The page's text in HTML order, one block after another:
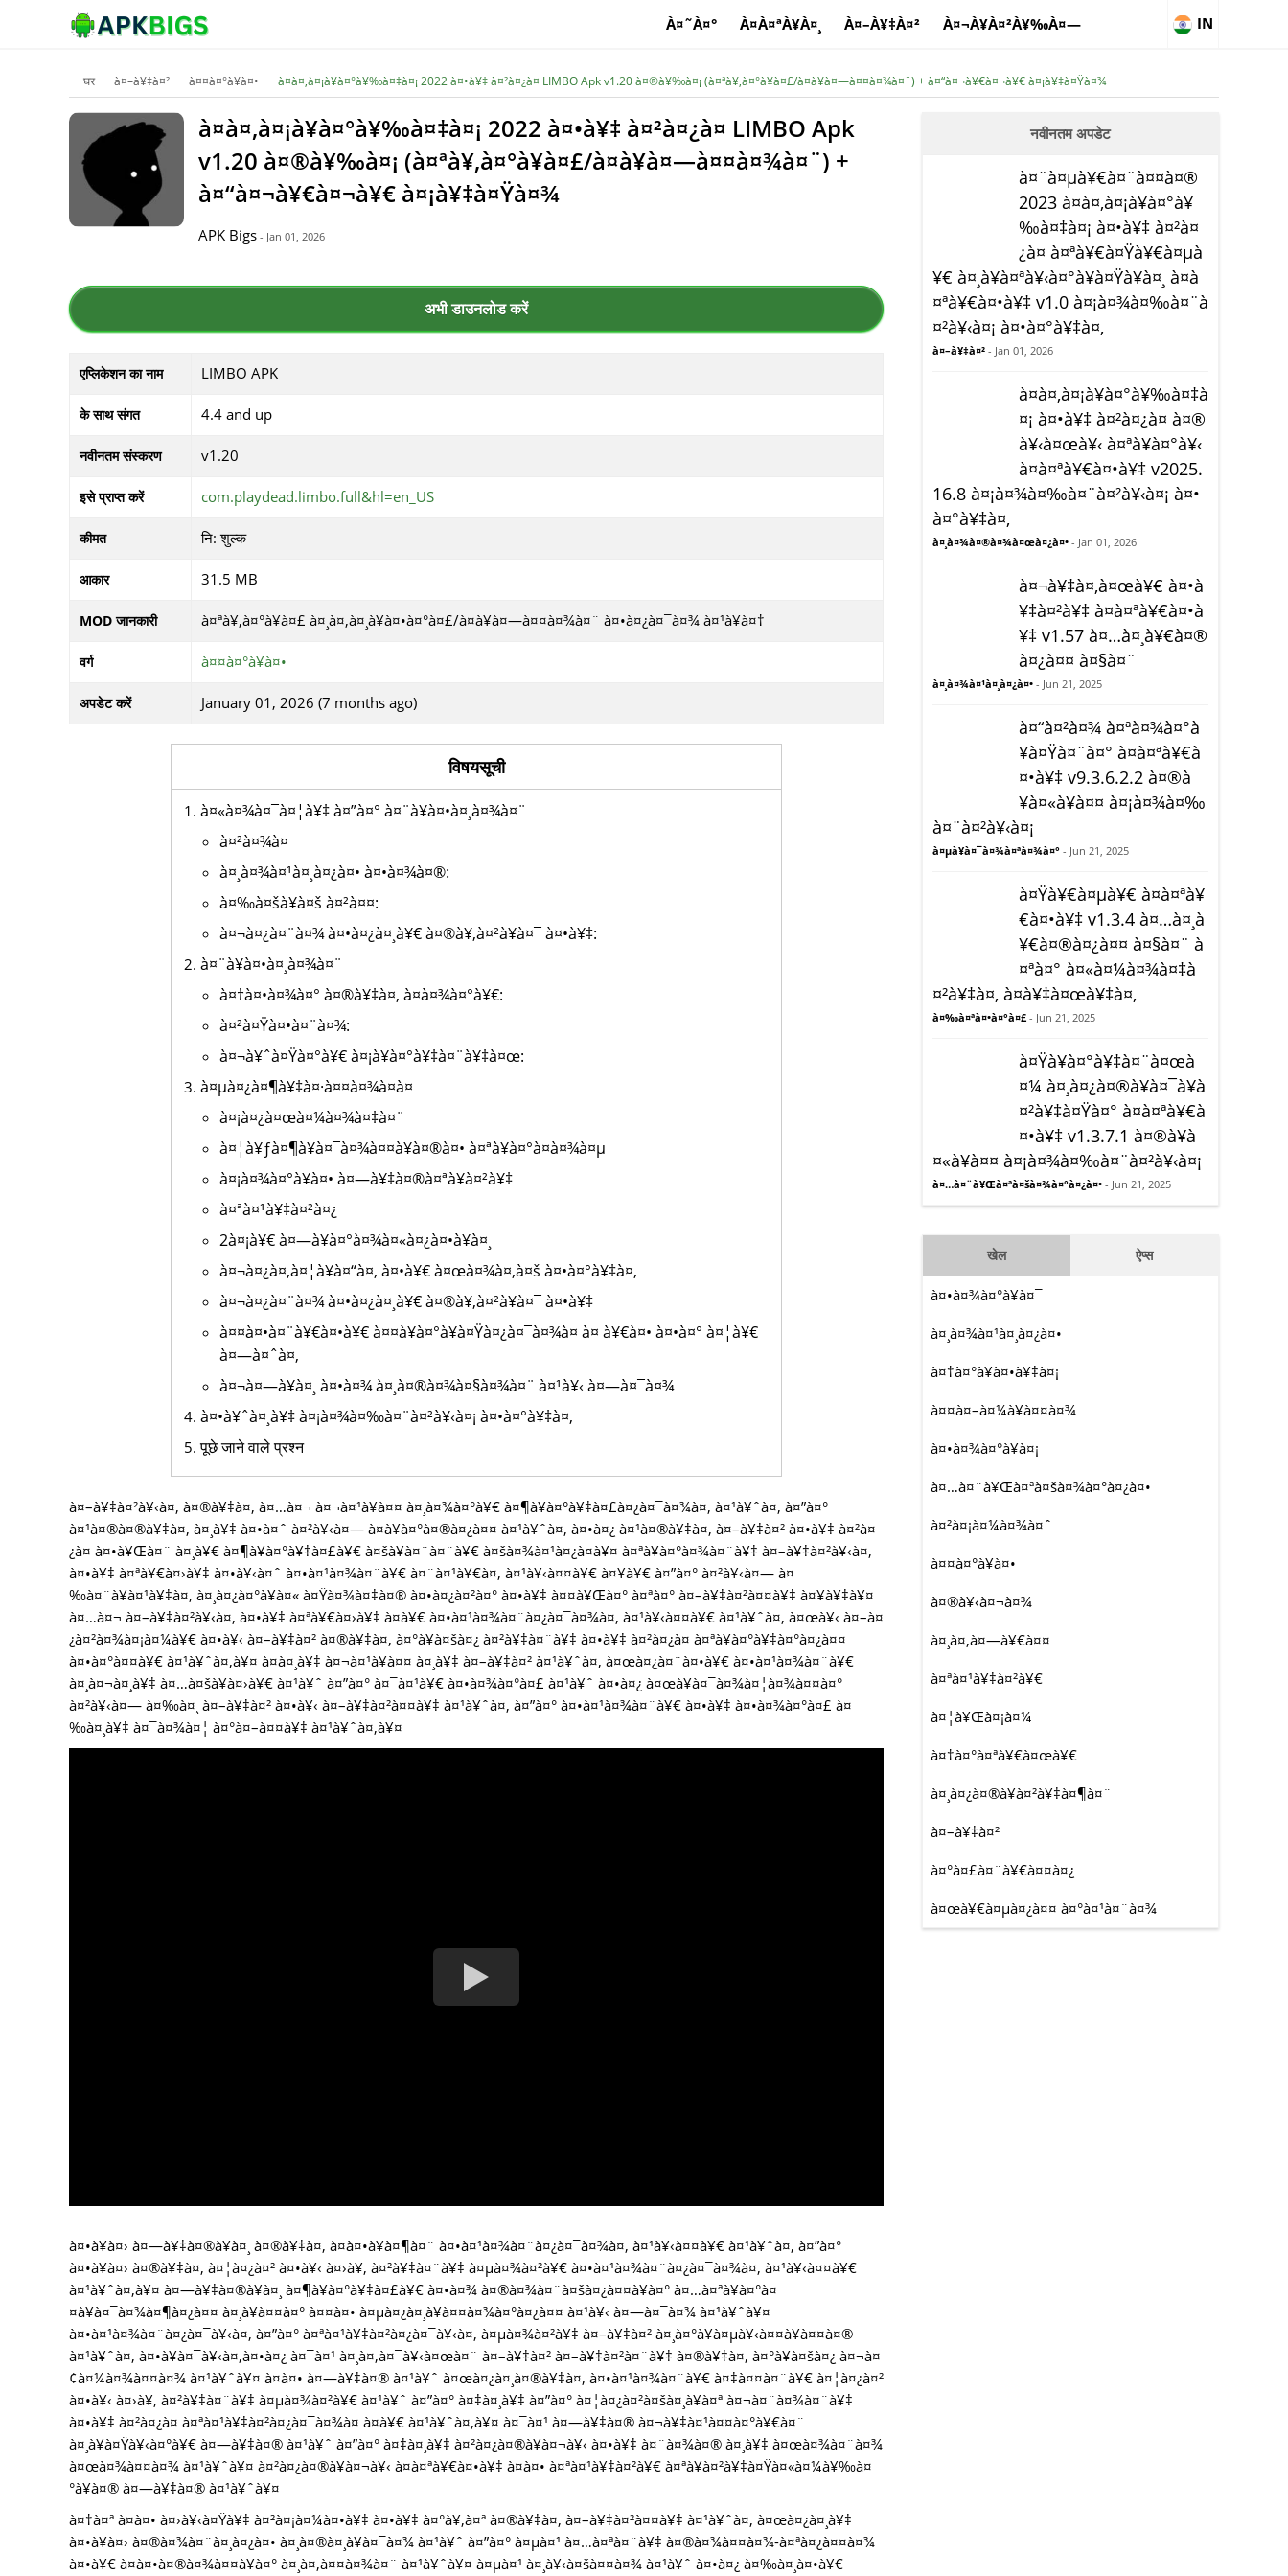
À¤˜À¤° À¤À¤ªÀ¥À¤¸ À¤–À¥‡À¤² À¤¬À¥À¤²À¥‰À¤— IN
घर à¤–à¥‡à¤² à¤¤à¤°à¥à¤• à¤à¤‚à¤¡à¥à¤°à¥‰à¤‡à¤¡ 2022 à¤•à¥‡ à¤²à¤¿à¤ LIMBO Apk v1.20 à¤®à¥‰à¤¡ (à¤ªà¥‚à¤°à¥à¤£/à¤­à¥à¤—à¤¤à¤¾à¤¨) + à¤“à¤¬à¥€à¤¬à¥€ à¤¡à¥‡à¤Ÿà¤¾
à¤à¤‚à¤¡à¥à¤°à¥‰à¤‡à¤¡ 2022 à¤•à¥‡ à¤²à¤¿à¤ LIMBO Apk
v1.20 à¤®à¥‰à¤¡ (à¤ªà¥‚à¤°à¥à¤£/à¤­à¥à¤—à¤¤à¤¾à¤¨) +
à¤“à¤¬à¥€à¤¬à¥€ à¤¡à¥‡à¤Ÿà¤¾
APK Bigs - Jan 01, 2026
अभी डाउनलोड करें
एप्लिकेशन का नाम LIMBO APK
के साथ संगत 4.4 and up
नवीनतम संस्करण v1.20
इसे प्राप्त करें com.playdead.limbo.full&hl=en_US
कीमत नि: शुल्क
आकार 31.5 MB
MOD जानकारी à¤ªà¥‚à¤°à¥à¤£ à¤¸à¤‚à¤¸à¥à¤•à¤°à¤£/à¤­à¥à¤—à¤¤à¤¾à¤¨ à¤•à¤¿à¤¯à¤¾ à¤¹à¥à¤†
वर्ग à¤¤à¤°à¥à¤•
अपडेट करें January 01, 2026 (7 months ago)
विषयसूची
à¤«à¤¾à¤¯à¤¦à¥‡ à¤”à¤° à¤¨à¥à¤•à¤¸à¤¾à¤¨
à¤²à¤¾à¤­
à¤¸à¤¾à¤¹à¤¸à¤¿à¤• à¤•à¤¾à¤®:
à¤‰à¤šà¥à¤š à¤²à¤¤:
à¤¬à¤¿à¤¨à¤¾ à¤•à¤¿à¤¸à¥€ à¤®à¥‚à¤²à¥à¤¯ à¤•à¥‡:
à¤¨à¥à¤•à¤¸à¤¾à¤¨
à¤†à¤•à¤¾à¤° à¤®à¥‡à¤‚ à¤­à¤¾à¤°à¥€:
à¤²à¤Ÿà¤•à¤¨à¤¾:
à¤¬à¥ˆà¤Ÿà¤°à¥€ à¤¡à¥à¤°à¥‡à¤¨à¥‡à¤œ:
à¤µà¤¿à¤¶à¥‡à¤·à¤¤à¤¾à¤à¤
à¤¡à¤¿à¤œà¤¼à¤¾à¤‡à¤¨
à¤¦à¥ƒà¤¶à¥à¤¯à¤¾à¤¤à¥à¤®à¤• à¤ªà¥à¤°à¤­à¤¾à¤µ
à¤¡à¤¾à¤°à¥à¤• à¤—à¥‡à¤®à¤ªà¥à¤²à¥‡
à¤ªà¤¹à¥‡à¤²à¤¿
2à¤¡à¥€ à¤—à¥à¤°à¤¾à¤«à¤¿à¤•à¥à¤¸
à¤¬à¤¿à¤‚à¤¦à¥à¤“à¤‚ à¤•à¥€ à¤œà¤¾à¤‚à¤š à¤•à¤°à¥‡à¤‚
à¤¬à¤¿à¤¨à¤¾ à¤•à¤¿à¤¸à¥€ à¤®à¥‚à¤²à¥à¤¯ à¤•à¥‡
à¤¤à¤•à¤¨à¥€à¤•à¥€ à¤¤à¥à¤°à¥à¤Ÿà¤¿à¤¯à¤¾à¤ à¤ à¥€à¤• à¤•à¤° à¤¦à¥€
à¤—à¤ˆà¤‚
à¤¬à¤—à¥à¤¸ à¤•à¤¾ à¤¸à¤®à¤¾à¤§à¤¾à¤¨ à¤¹à¥‹ à¤—à¤¯à¤¾
à¤•à¥ˆà¤¸à¥‡ à¤¡à¤¾à¤‰à¤¨à¤²à¥‹à¤¡ à¤•à¤°à¥‡à¤‚
पूछे जाने वाले प्रश्न
à¤–à¥‡à¤²à¥‹à¤‚ à¤®à¥‡à¤‚ à¤…à¤¬ à¤¬à¤¹à¥à¤¤ à¤¸à¤¾à¤°à¥€ à¤¶à¥à¤°à¥‡à¤£à¤¿à¤¯à¤¾à¤‚ à¤¹à¥ˆà¤‚ à¤”à¤°
à¤¹à¤®à¤®à¥‡à¤‚ à¤¸à¥‡ à¤•à¤ˆ à¤²à¥‹à¤— à¤­à¥à¤°à¤®à¤¿à¤¤ à¤¹à¥ˆà¤‚ à¤•à¤¿ à¤¹à¤®à¥‡à¤‚ à¤–à¥‡à¤² à¤•à¥‡ à¤²à¤
¿à¤ à¤•à¥Œà¤¨ à¤¸à¥€ à¤¶à¥à¤°à¥‡à¤£à¥€ à¤šà¥à¤¨à¤¨à¥€ à¤šà¤¾à¤¹à¤¿à¤à¥¤ à¤ªà¥à¤°à¤¾à¤¨à¥‡ à¤–à¥‡à¤²à¥‹à¤‚
à¤•à¥‡ à¤ªà¥€à¤›à¥‡ à¤•à¥‹à¤ˆ à¤•à¤¹à¤¾à¤¨à¥€ à¤¨à¤¹à¥€à¤‚ à¤¹à¥‹à¤¤à¥€ à¤¥à¥€ à¤”à¤° à¤²à¥‹à¤— à¤
‰à¤¨à¥à¤¹à¥‡à¤‚ à¤¸à¤¿à¤°à¥à¤« à¤Ÿà¤¾à¤‡à¤® à¤•à¤¿à¤²à¤° à¤•à¥‡ à¤¤à¥Œà¤° à¤ªà¤° à¤–à¥‡à¤²à¤¤à¥‡ à¤¥à¥‡à¥¤
à¤…à¤¬ à¤–à¥‡à¤²à¥‹à¤‚ à¤•à¥‡ à¤ªà¥€à¤›à¥‡ à¤­à¥€ à¤•à¤¹à¤¾à¤¨à¤¿à¤¯à¤¾à¤‚ à¤¹à¥‹à¤¤à¥€ à¤¹à¥ˆà¤‚ à¤œà¥‹ à¤–à¤
¿à¤²à¤¾à¤¡à¤¼à¥€ à¤•à¥‹ à¤–à¥‡à¤² à¤®à¥‡à¤‚ à¤°à¥à¤šà¤¿ à¤²à¥‡à¤¨à¥‡ à¤•à¥‡ à¤²à¤¿à¤ à¤ªà¥à¤°à¥‡à¤°à¤¿à¤¤
à¤•à¤°à¤¤à¥€ à¤¹à¥ˆà¤‚à¥¤ à¤à¤¸à¥‡ à¤¬à¤¹à¥à¤¤ à¤¸à¥‡ à¤–à¥‡à¤² à¤¹à¥ˆà¤‚ à¤œà¤¿à¤¨à¤•à¥€ à¤•à¤¹à¤¾à¤¨à¥€
à¤¸à¤¬à¤¸à¥‡ à¤…à¤šà¥à¤›à¥€ à¤¹à¥ˆ à¤”à¤° à¤¯à¤¹à¥€ à¤•à¤¾à¤°à¤£ à¤¹à¥ˆ à¤•à¤¿ à¤œà¥à¤¯à¤¾à¤¦à¤¾à¤¤à¤°
à¤²à¥‹à¤— à¤‰à¤¸ à¤–à¥‡à¤² à¤•à¥‹ à¤–à¥‡à¤²à¤¤à¥‡ à¤¹à¥ˆà¤‚ à¤”à¤° à¤•à¤¹à¤¾à¤¨à¥€ à¤•à¥‡ à¤•à¤¾à¤°à¤£ à¤
‰à¤¸à¥‡ à¤¯à¤¾à¤¦ à¤°à¤–à¤¤à¥‡ à¤¹à¥ˆà¤‚à¥¤
à¤•à¥à¤› à¤—à¥‡à¤®à¥à¤¸ à¤®à¥‡à¤‚ à¤à¤•à¥à¤¶à¤¨ à¤•à¤¹à¤¾à¤¨à¤¿à¤¯à¤¾à¤‚ à¤¹à¥‹à¤¤à¥€ à¤¹à¥ˆà¤‚ à¤”à¤°
à¤•à¥à¤› à¤®à¥‡à¤‚ à¤¦à¤¿à¤² à¤•à¥‹ à¤›à¥‚ à¤²à¥‡à¤¨à¥‡ à¤µà¤¾à¤²à¥€ à¤•à¤¹à¤¾à¤¨à¤¿à¤¯à¤¾à¤‚ à¤¹à¥‹à¤¤à¥€
à¤¹à¥ˆà¤‚à¥¤ à¤—à¥‡à¤®à¥à¤¸ à¤¶à¥à¤°à¥‡à¤£à¥€ à¤•à¤¾ à¤®à¤¾à¤¨à¤šà¤¿à¤¤à¥à¤° à¤…à¤ªà¥à¤°à¤
¤à¥à¤¯à¤¾à¤¶à¤¿à¤¤ à¤¸à¥à¤¤à¤° à¤¤à¤• à¤µà¤¿à¤¸à¥à¤¤à¤¾à¤°à¤¿à¤¤ à¤¹à¥‹ à¤—à¤¯à¤¾ à¤¹à¥ˆà¥¤
à¤•à¤¹à¤¾à¤¨à¤¿à¤¯à¥‹à¤‚ à¤”à¤° à¤ªà¤¹à¥‡à¤²à¤¿à¤¯à¥‹à¤‚ à¤µà¤¾à¤²à¥‡ à¤–à¥‡à¤² à¤¸à¤°à¥à¤µà¥‹à¤¤à¥à¤¤à¤®
à¤¹à¥ˆà¤‚ à¤•à¥à¤¯à¥‹à¤‚à¤•à¤¿ à¤¯à¤¹ à¤¸à¤‚à¤¯à¥‹à¤œà¤¨ à¤–à¥‡à¤² à¤–à¥‡à¤²à¤¨à¥‡ à¤®à¥‡à¤‚ à¤°à¥à¤šà¤¿ à¤¬à¤
¢à¤¼à¤¾à¤¤à¤¾ à¤¹à¥ˆà¥¤ à¤à¤• à¤—à¥‡à¤® à¤¹à¥ˆ à¤œà¤¿à¤¸à¤®à¥‡à¤‚ à¤•à¤¹à¤¾à¤¨à¥€ à¤‡à¤¤à¤¨à¥€ à¤¦à¤¿à¤²
à¤•à¥‹ à¤›à¥‚ à¤²à¥‡à¤¨à¥‡ à¤µà¤¾à¤²à¥€ à¤¹à¥ˆ à¤”à¤° à¤‡à¤¸à¥‡ à¤”à¤° à¤¦à¤¿à¤²à¤šà¤¸à¥à¤ª à¤¬à¤¨à¤¾à¤¨à¥‡
à¤•à¥‡ à¤²à¤¿à¤ à¤ªà¤¹à¥‡à¤²à¤¿à¤¯à¤¾à¤ à¤­à¥€ à¤¹à¥ˆà¤‚à¥¤ à¤¯à¤¹ à¤—à¥‡à¤® à¤¬à¥‡à¤¹à¤¤à¤°à¥€à¤¨
à¤¸à¥à¤Ÿà¥‹à¤°à¥€ à¤—à¥‡à¤® à¤¹à¥ˆ à¤”à¤° à¤‡à¤¸à¥‡ à¤²à¤¿à¤®à¥à¤¬à¥‹ à¤•à¥‡ à¤¨à¤¾à¤® à¤¸à¥‡ à¤œà¤¾à¤¨à¤¾
à¤œà¤¾à¤¤à¤¾ à¤¹à¥ˆà¥¤ à¤²à¤¿à¤®à¥à¤¬à¥‹ à¤à¤ªà¥€à¤•à¥‡ à¤à¤• à¤ªà¤¹à¥‡à¤²à¥€ à¤ªà¥à¤²à¥‡à¤Ÿà¤«à¤¼à¥‰à¤
°à¥à¤® à¤—à¥‡à¤® à¤¹à¥ˆà¥¤
à¤†à¤ª à¤à¤• à¤›à¥‹à¤Ÿà¥‡ à¤²à¤¡à¤¼à¤•à¥‡ à¤•à¥‡ à¤°à¥‚à¤ª à¤®à¥‡à¤‚ à¤–à¥‡à¤²à¤¤à¥‡ à¤¹à¥ˆà¤‚ à¤œà¤¿à¤¸à¥‡
à¤•à¥à¤› à¤®à¤¾à¤¨à¤¸à¤¿à¤• à¤¸à¤®à¤¸à¥à¤¯à¤¾ à¤¹à¥ˆ à¤”à¤° à¤µà¤¹ à¤…à¤ªà¤¨à¥‡ à¤®à¤¾à¤¤à¤¾-à¤ªà¤¿à¤¤à¤¾
à¤•à¥€ à¤à¤•à¤®à¤¾à¤¤à¥à¤° à¤¸à¤‚à¤¤à¤¾à¤¨ à¤¹à¥ˆà¥¤ à¤µà¤¹ à¤¸à¥‹à¤šà¤¤à¤¾ à¤¹à¥ˆ à¤•à¤¿ à¤‰à¤¸à¤•à¥€
नवीनतम अपडेट
à¤¨à¤µà¥€à¤¨à¤¤à¤®
2023 à¤à¤‚à¤¡à¥à¤°à¥
‰à¤‡à¤¡ à¤•à¥‡ à¤²à¤
¿à¤ à¤ªà¥€à¤Ÿà¥€à¤µà
¥€ à¤¸à¥à¤ªà¥‹à¤°à¥à¤Ÿà¥à¤¸ à¤à
¤ªà¥€à¤•à¥‡ v1.0 à¤¡à¤¾à¤‰à¤¨à
¤²à¥‹à¤¡ à¤•à¤°à¥‡à¤‚
à¤–à¥‡à¤² - Jan 01, 2026
à¤à¤‚à¤¡à¥à¤°à¥‰à¤‡à
¤¡ à¤•à¥‡ à¤²à¤¿à¤ à¤®
à¥‹à¤œà¥‹ à¤ªà¥à¤°à¥‹
à¤à¤ªà¥€à¤•à¥‡ v2025.
16.8 à¤¡à¤¾à¤‰à¤¨à¤²à¥‹à¤¡ à¤•
à¤°à¥‡à¤‚
à¤¸à¤¾à¤®à¤¾à¤œà¤¿à¤• - Jan 01, 2026
à¤¬à¥‡à¤‚à¤œà¥€ à¤•à
¥‡à¤²à¥‡ à¤à¤ªà¥€à¤•à
¥‡ v1.57 à¤…à¤¸à¥€à¤®
à¤¿à¤¤ à¤§à¤¨
à¤¸à¤¾à¤¹à¤¸à¤¿à¤• - Jun 21, 2025
à¤“à¤²à¤¾ à¤ªà¤¾à¤°à
¥à¤Ÿà¤¨à¤° à¤à¤ªà¥€à
¤•à¥‡ v9.3.6.2.2 à¤®à
¥à¤«à¥à¤¤ à¤¡à¤¾à¤‰
à¤¨à¤²à¥‹à¤¡
à¤µà¥à¤¯à¤¾à¤ªà¤¾à¤° - Jun 21, 2025
à¤Ÿà¥€à¤µà¥€ à¤à¤ªà¥
€à¤•à¥‡ v1.3.4 à¤…à¤¸à
¥€à¤®à¤¿à¤¤ à¤§à¤¨ à
¤ªà¤° à¤«à¤¼à¤¾à¤‡à
¤²à¥‡à¤‚ à¤­à¥‡à¤œà¥‡à¤‚
à¤‰à¤ªà¤•à¤°à¤£ - Jun 21, 2025
à¤Ÿà¥à¤°à¥‡à¤¨à¤œà
¤¼ à¤¸à¤¿à¤®à¥à¤¯à¥à
¤²à¥‡à¤Ÿà¤° à¤à¤ªà¥€à
¤•à¥‡ v1.3.7.1 à¤®à¥à
¤«à¥à¤¤ à¤¡à¤¾à¤‰à¤¨à¤²à¥‹à¤¡
à¤…à¤¨à¥Œà¤ªà¤šà¤¾à¤°à¤¿à¤• - Jun 21, 2025
खेल ऐप्स
à¤•à¤¾à¤°à¥à¤¯
à¤¸à¤¾à¤¹à¤¸à¤¿à¤•
à¤†à¤°à¥à¤•à¥‡à¤¡
à¤¤à¤–à¤¼à¥à¤¤à¤¾
à¤•à¤¾à¤°à¥à¤¡
à¤…à¤¨à¥Œà¤ªà¤šà¤¾à¤°à¤¿à¤•
à¤²à¤¡à¤¼à¤¾à¤ˆ
à¤¤à¤°à¥à¤•
à¤®à¥‹à¤¬à¤¾
à¤¸à¤‚à¤—à¥€à¤¤
à¤ªà¤¹à¥‡à¤²à¥€
à¤¦à¥Œà¤¡à¤¼
à¤†à¤°à¤ªà¥€à¤œà¥€
à¤¸à¤¿à¤®à¥à¤²à¥‡à¤¶à¤¨
à¤–à¥‡à¤²
à¤°à¤£à¤¨à¥€à¤¤à¤¿
à¤œà¥€à¤µà¤¿à¤¤ à¤°à¤¹à¤¨à¤¾